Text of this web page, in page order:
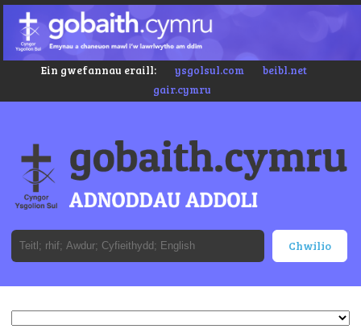
Ein gwefannau eraill: ysgolsul.com
beibl.net
gair.cymru